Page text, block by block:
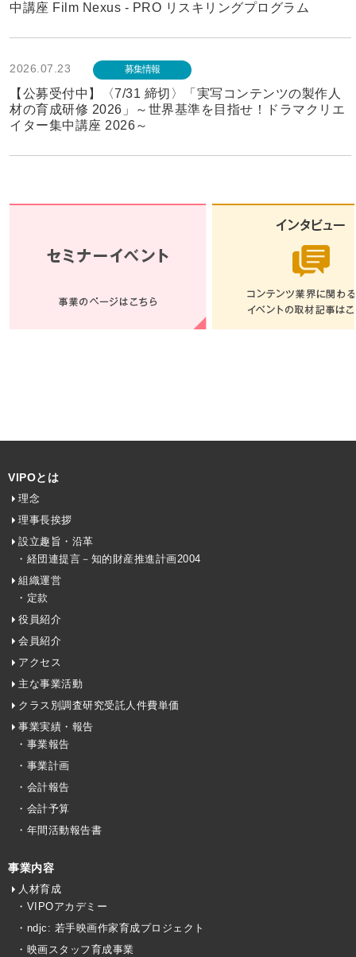
中講座 Film Nexus - PRO リスキリングプログラム
2026.07.23 募集情報
【公募受付中】〈7/31 締切〉「実写コンテンツの製作人
材の育成研修 2026」～世界基準を目指せ！ドラマクリエ
イター集中講座 2026～
VIPOとは
理念
理事長挨拶
設立趣旨・沿革
・経団連提言－知的財産推進計画2004
組織運営
・定款
役員紹介
会員紹介
アクセス
主な事業活動
クラス別調査研究受託人件費単価
事業実績・報告
・事業報告
・事業計画
・会計報告
・会計予算
・年間活動報告書
事業内容
人材育成
・VIPOアカデミー
・ndjc: 若手映画作家育成プロジェクト
・映画スタッフ育成事業